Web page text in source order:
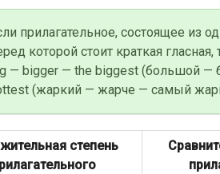
прилагательное, состоящее из
которой стоит краткая
— bigger — the biggest (большой —
(жаркий — жарче — самый
степень